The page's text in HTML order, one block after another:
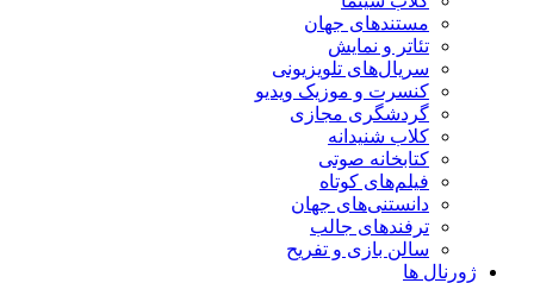
مستندهای جهان
تئاتر و نمایش
سریال‌های تلویزیونی
کنسرت و موزیک ویدیو
گردشگری مجازی
کلاب شنیدانه
کتابخانه صوتی
فیلم‌های کوتاه
دانستنی‌های جهان
ترفندهای جالب
سالن بازی و تفریح
ژورنال ها